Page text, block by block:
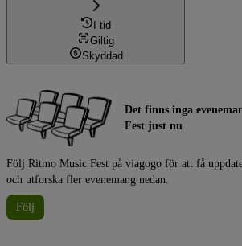
I tid
Giltig
Skyddad
Det finns inga
Fest just nu
Följ Ritmo Music Fest på viagogo för att få
och utforska fler evenemang nedan.
Följ